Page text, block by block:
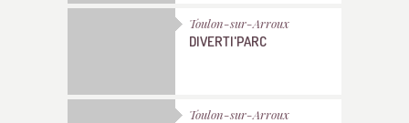
Toulon-sur-Arroux
DIVERTI'PARC
Toulon-sur-Arroux